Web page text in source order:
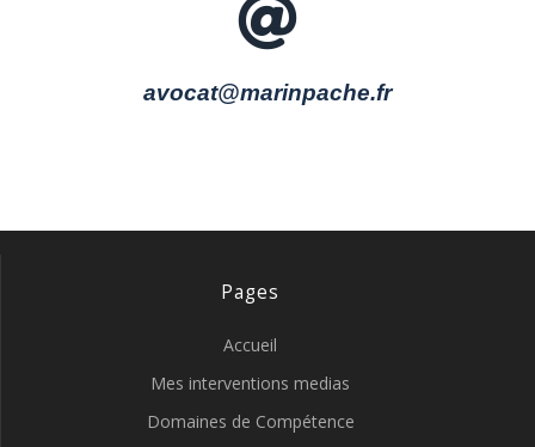
avocat@marinpache.fr
Pages
Accueil
Mes interventions medias
Domaines de Compétence